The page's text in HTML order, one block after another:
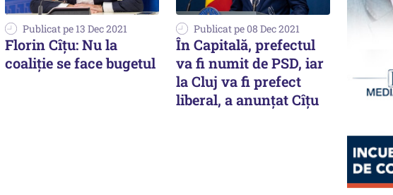
Publicat pe 13 Dec 2021
Florin Cîțu: Nu la
coaliţie se face bugetul
Publicat pe 08 Dec 2021
În Capitală, prefectul
va fi numit de PSD, iar
la Cluj va fi prefect
liberal, a anunțat Cîțu